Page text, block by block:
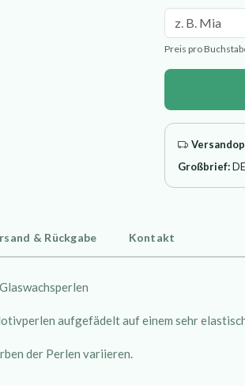
Preis pro
Großbrief:
& Rückgabe Kontakt
aufgefädelt auf einem sehr
der Perlen variieren.